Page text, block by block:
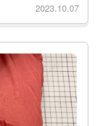
2023.10.07